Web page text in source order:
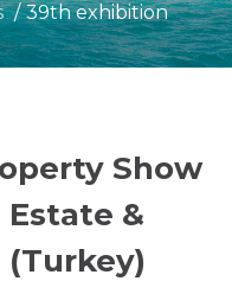
39th exhibition
Show
Estate &